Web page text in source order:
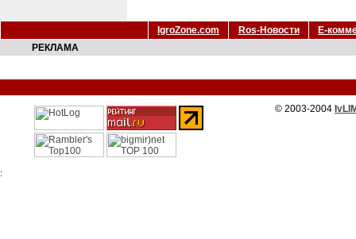
IgroZone.com Ros-Новости
Е-
РЕКЛАМА
© 2003-2004
: